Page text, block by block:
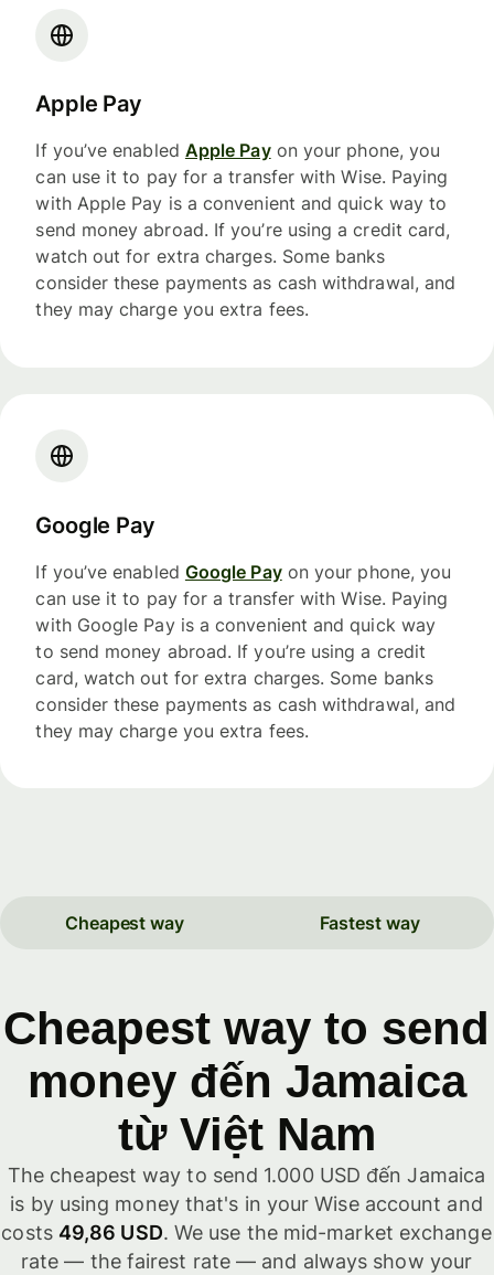
Apple Pay
If you’ve enabled Apple Payon your phone, you
can use it to pay for a transfer with Wise. Paying
with Apple Pay is a convenient and quick way to
send money abroad. If you’re using a credit card,
watch out for extra charges. Some banks
consider these payments as cash withdrawal, and
they may charge you extra fees.
Google Pay
If you’ve enabled Google Payon your phone, you
can use it to pay for a transfer with Wise. Paying
with Google Pay is a convenient and quick way
to send money abroad. If you’re using a credit
card, watch out for extra charges. Some banks
consider these payments as cash withdrawal, and
they may charge you extra fees.
Cheapest way Fastest way
Cheapest way to send
money đến Jamaica
từ Việt Nam
The cheapest way to send 1.000 USD đến Jamaica
is by using money that's in your Wise account and
costs 49,86 USD. We use the mid-market exchange
rate — the fairest rate — and always show your